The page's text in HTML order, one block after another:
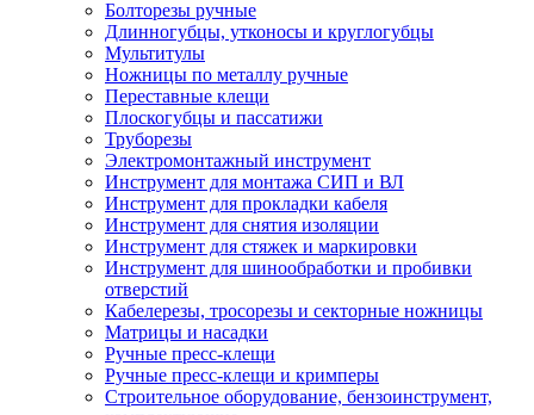
Болторезы ручные
Длинногубцы, утконосы и круглогубцы
Мультитулы
Ножницы по металлу ручные
Переставные клещи
Плоскогубцы и пассатижи
Труборезы
Электромонтажный инструмент
Инструмент для монтажа СИП и ВЛ
Инструмент для прокладки кабеля
Инструмент для снятия изоляции
Инструмент для стяжек и маркировки
Инструмент для шинообработки и пробивки
отверстий
Кабелерезы, тросорезы и секторные ножницы
Матрицы и насадки
Ручные пресс-клещи
Ручные пресс-клещи и кримперы
Строительное оборудование, бензоинструмент,